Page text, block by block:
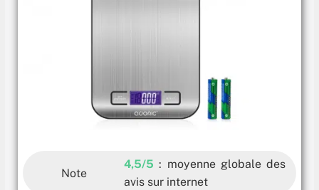
Note
4,5/5 : moyenne globale des
avis sur internet